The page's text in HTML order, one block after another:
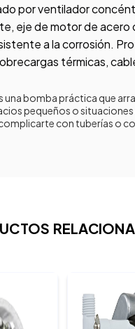
por ventilador
eje de motor de acero
a la corrosión.
térmicas,
una bomba práctica que
pequeños o situaciones
con tuberías o